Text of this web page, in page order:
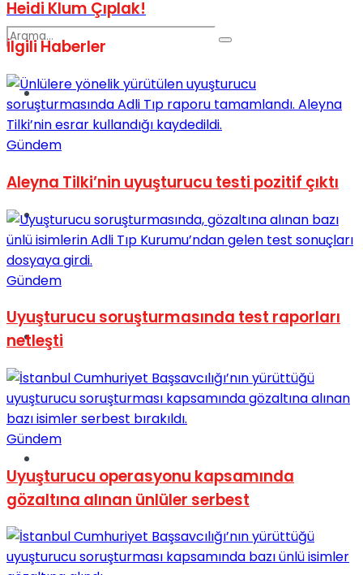
Türkiye
Müzik
Sinema
No Result
View All Result
Heidi Klum Çıplak!
İlgiliHaberler
Gündem
Aleyna Tilki’nin uyuşturucu testi pozitif çıktı
Gündem
Uyuşturucu soruşturmasında test raporları
netleşti
Gündem
Uyuşturucu operasyonu kapsamında
gözaltına alınan ünlüler serbest